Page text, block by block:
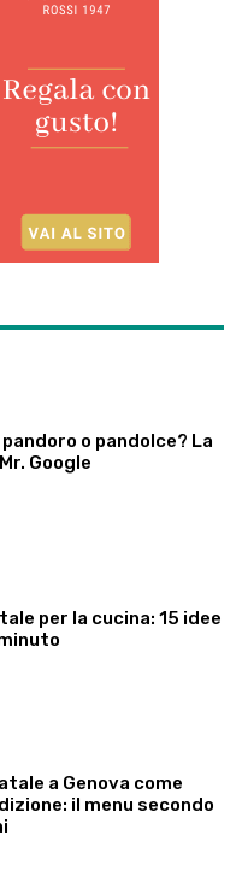
o pandolce? La
Google
per la cucina: 15 idee
a Genova come
il menu secondo